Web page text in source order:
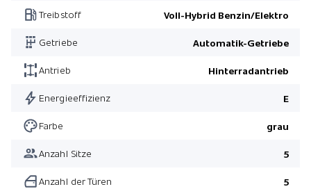
Treibstoff Voll-Hybrid Benzin/Elektro
Getriebe Automatik-Getriebe
Antrieb Hinterradantrieb
Energieeffizienz E
Farbe grau
Anzahl Sitze 5
Anzahl der Türen 5